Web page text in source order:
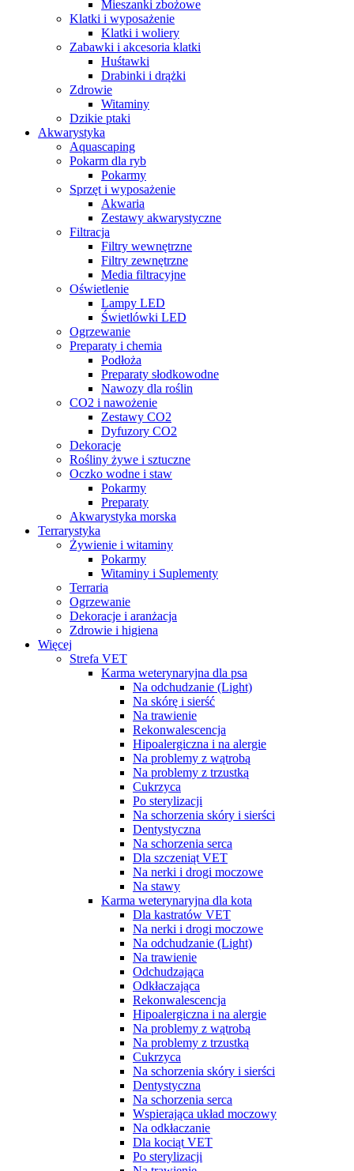
Mieszanki zbożowe
Klatki i wyposażenie
Klatki i woliery
Zabawki i akcesoria klatki
Huśtawki
Drabinki i drążki
Zdrowie
Witaminy
Dzikie ptaki
Akwarystyka
Aquascaping
Pokarm dla ryb
Pokarmy
Sprzęt i wyposażenie
Akwaria
Zestawy akwarystyczne
Filtracja
Filtry wewnętrzne
Filtry zewnętrzne
Media filtracyjne
Oświetlenie
Lampy LED
Świetlówki LED
Ogrzewanie
Preparaty i chemia
Podłoża
Preparaty słodkowodne
Nawozy dla roślin
CO2 i nawożenie
Zestawy CO2
Dyfuzory CO2
Dekoracje
Rośliny żywe i sztuczne
Oczko wodne i staw
Pokarmy
Preparaty
Akwarystyka morska
Terrarystyka
Żywienie i witaminy
Pokarmy
Witaminy i Suplementy
Terraria
Ogrzewanie
Dekoracje i aranżacja
Zdrowie i higiena
Więcej
Strefa VET
Karma weterynaryjna dla psa
Na odchudzanie (Light)
Na skórę i sierść
Na trawienie
Rekonwalescencja
Hipoalergiczna i na alergie
Na problemy z wątrobą
Na problemy z trzustką
Cukrzyca
Po sterylizacji
Na schorzenia skóry i sierści
Dentystyczna
Na schorzenia serca
Dla szczeniąt VET
Na nerki i drogi moczowe
Na stawy
Karma weterynaryjna dla kota
Dla kastratów VET
Na nerki i drogi moczowe
Na odchudzanie (Light)
Na trawienie
Odchudzająca
Odkłaczająca
Rekonwalescencja
Hipoalergiczna i na alergie
Na problemy z wątrobą
Na problemy z trzustką
Cukrzyca
Na schorzenia skóry i sierści
Dentystyczna
Na schorzenia serca
Wspierająca układ moczowy
Na odkłaczanie
Dla kociąt VET
Po sterylizacji